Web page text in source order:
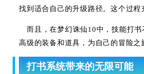
找到适合自己的升级路径。这个过
而且，在梦幻诛仙10中，技能打
高级的装备和道具，为自己的冒险之
打书系统带来的无限可能